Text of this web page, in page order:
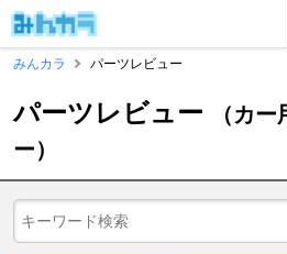
みんカラ
パーツレビュー
パーツレビュー
（カ
ー）